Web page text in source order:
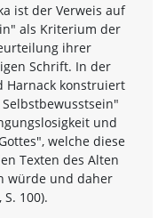
ist der Verweis auf
als Kriterium der
ihrer
Schrift. In der
Harnack konstruiert
und
welche diese
Texten des Alten
würde und daher
100).